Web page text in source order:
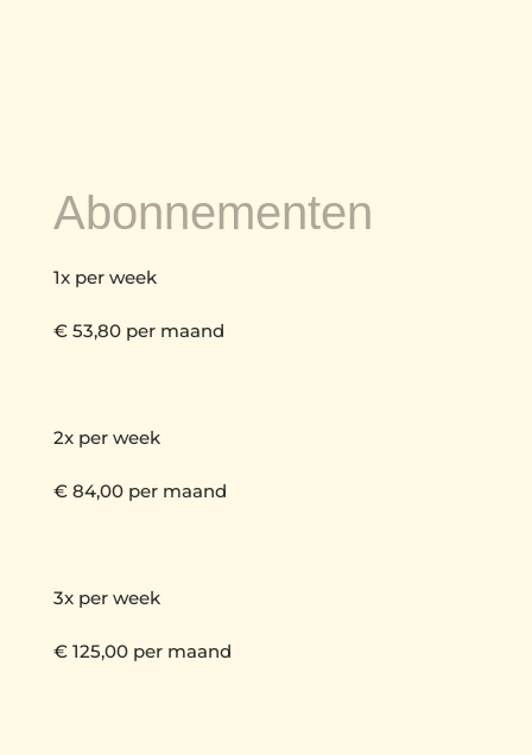
Abonnementen
1x per week
€ 53,80 per maand
2x per week
€ 84,00 per maand
3x per week
€ 125,00 per maand